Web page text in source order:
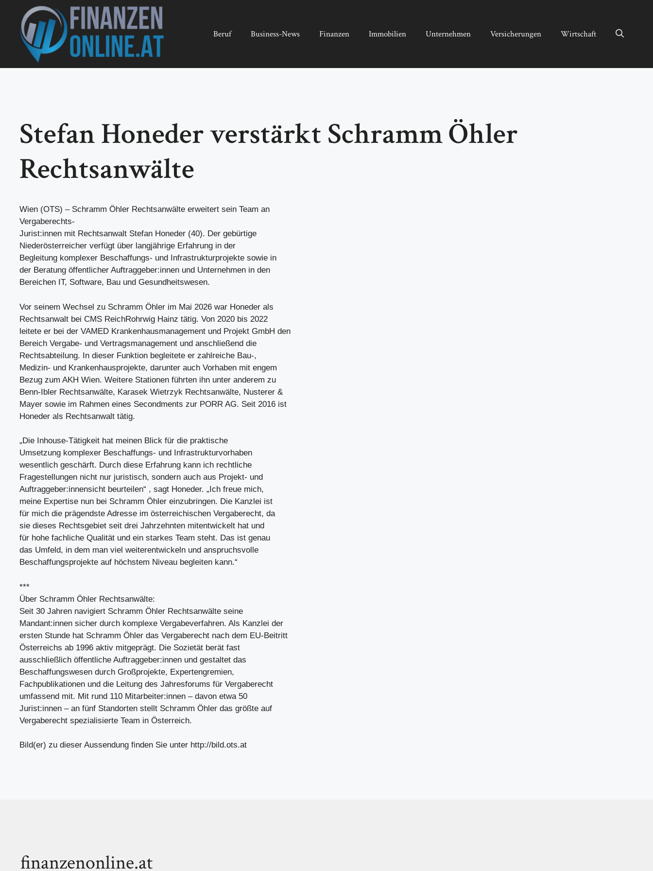
springen
Beruf Business-News Finanzen Immobilien Unternehmen Versicherungen Wirtschaft
Stefan Honeder verstärkt Schramm Öhler
Rechtsanwälte
Wien (OTS) – Schramm Öhler Rechtsanwälte erweitert sein Team an
Vergaberechts-
Jurist:innen mit Rechtsanwalt Stefan Honeder (40). Der gebürtige
Niederösterreicher verfügt über langjährige Erfahrung in der
Begleitung komplexer Beschaffungs- und Infrastrukturprojekte sowie in
der Beratung öffentlicher Auftraggeber:innen und Unternehmen in den
Bereichen IT, Software, Bau und Gesundheitswesen.
Vor seinem Wechsel zu Schramm Öhler im Mai 2026 war Honeder als
Rechtsanwalt bei CMS ReichRohrwig Hainz tätig. Von 2020 bis 2022
leitete er bei der VAMED Krankenhausmanagement und Projekt GmbH den
Bereich Vergabe- und Vertragsmanagement und anschließend die
Rechtsabteilung. In dieser Funktion begleitete er zahlreiche Bau-,
Medizin- und Krankenhausprojekte, darunter auch Vorhaben mit engem
Bezug zum AKH Wien. Weitere Stationen führten ihn unter anderem zu
Benn-Ibler Rechtsanwälte, Karasek Wietrzyk Rechtsanwälte, Nusterer &
Mayer sowie im Rahmen eines Secondments zur PORR AG. Seit 2016 ist
Honeder als Rechtsanwalt tätig.
„Die Inhouse-Tätigkeit hat meinen Blick für die praktische
Umsetzung komplexer Beschaffungs- und Infrastrukturvorhaben
wesentlich geschärft. Durch diese Erfahrung kann ich rechtliche
Fragestellungen nicht nur juristisch, sondern auch aus Projekt- und
Auftraggeber:innensicht beurteilen“ , sagt Honeder. „Ich freue mich,
meine Expertise nun bei Schramm Öhler einzubringen. Die Kanzlei ist
für mich die prägendste Adresse im österreichischen Vergaberecht, da
sie dieses Rechtsgebiet seit drei Jahrzehnten mitentwickelt hat und
für hohe fachliche Qualität und ein starkes Team steht. Das ist genau
das Umfeld, in dem man viel weiterentwickeln und anspruchsvolle
Beschaffungsprojekte auf höchstem Niveau begleiten kann.“
***
Über Schramm Öhler Rechtsanwälte:
Seit 30 Jahren navigiert Schramm Öhler Rechtsanwälte seine
Mandant:innen sicher durch komplexe Vergabeverfahren. Als Kanzlei der
ersten Stunde hat Schramm Öhler das Vergaberecht nach dem EU-Beitritt
Österreichs ab 1996 aktiv mitgeprägt. Die Sozietät berät fast
ausschließlich öffentliche Auftraggeber:innen und gestaltet das
Beschaffungswesen durch Großprojekte, Expertengremien,
Fachpublikationen und die Leitung des Jahresforums für Vergaberecht
umfassend mit. Mit rund 110 Mitarbeiter:innen – davon etwa 50
Jurist:innen – an fünf Standorten stellt Schramm Öhler das größte auf
Vergaberecht spezialisierte Team in Österreich.
Bild(er) zu dieser Aussendung finden Sie unter http://bild.ots.at
finanzenonline.at